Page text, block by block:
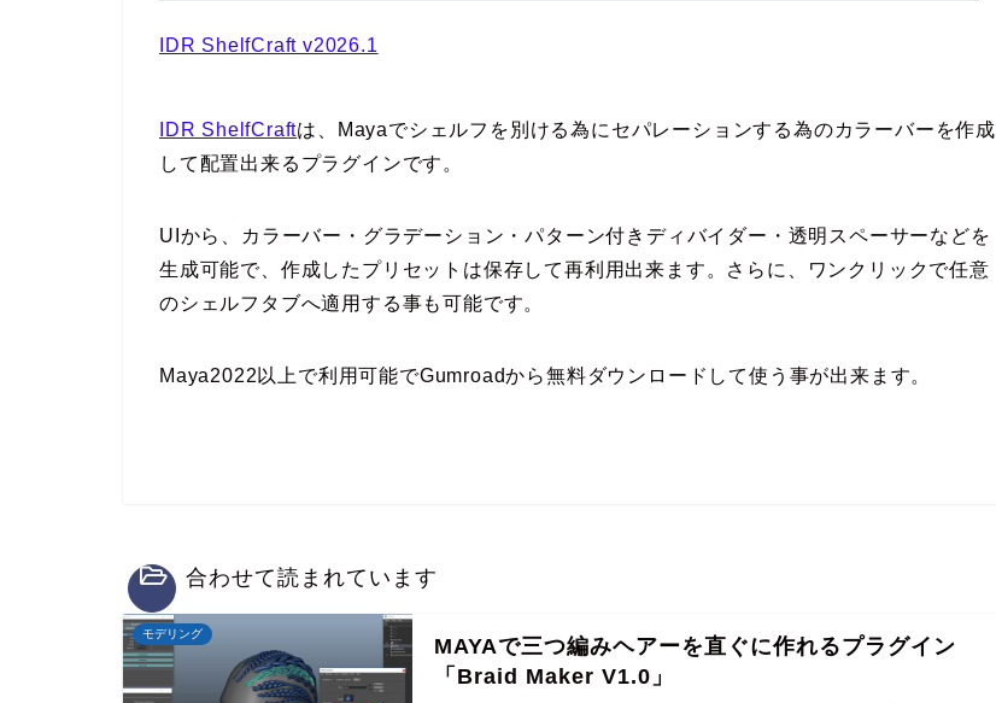
IDR ShelfCraft v2026.1
IDR ShelfCraftは、Mayaでシェルフを別ける為にセパレーションする為のカラーバーを作成
して配置出来るプラグインです。
UIから、カラーバー・グラデーション・パターン付きディバイダー・透明スペーサーなどを
生成可能で、作成したプリセットは保存して再利用出来ます。さらに、ワンクリックで任意
のシェルフタブへ適用する事も可能です。
Maya2022以上で利用可能でGumroadから無料ダウンロードして使う事が出来ます。
合わせて読まれています
モデリング
MAYAで三つ編みヘアーを直ぐに作れるプラグイン
「Braid Maker V1.0」